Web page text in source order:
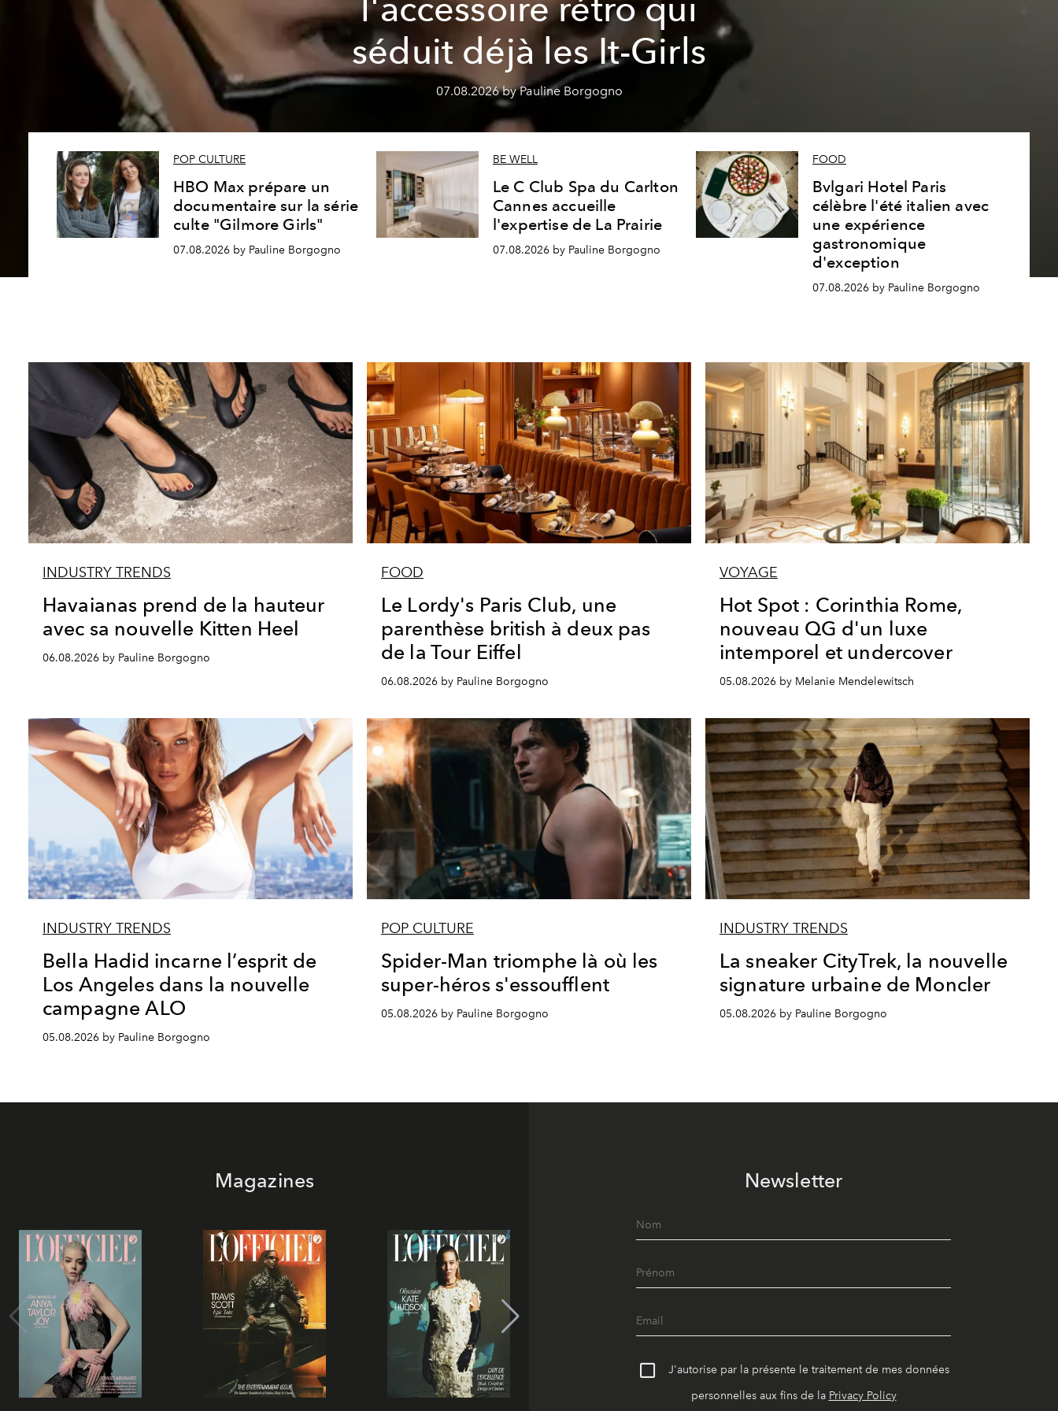
l'accessoire rétro qui
séduit déjà les It-Girls
07.08.2026 by Pauline Borgogno
POP CULTURE
HBO Max prépare un
documentaire sur la série
culte "Gilmore Girls"
07.08.2026 by Pauline Borgogno
BE WELL
Le C Club Spa du Carlton
Cannes accueille
l'expertise de La Prairie
07.08.2026 by Pauline Borgogno
FOOD
Bvlgari Hotel Paris
célèbre l'été italien avec
une expérience
gastronomique
d'exception
07.08.2026 by Pauline Borgogno
INDUSTRY TRENDS
Havaianas prend de la hauteur
avec sa nouvelle Kitten Heel
06.08.2026 by Pauline Borgogno
FOOD
Le Lordy's Paris Club, une
parenthèse british à deux pas
de la Tour Eiffel
06.08.2026 by Pauline Borgogno
VOYAGE
Hot Spot : Corinthia Rome,
nouveau QG d'un luxe
intemporel et undercover
05.08.2026 by Melanie Mendelewitsch
INDUSTRY TRENDS
Bella Hadid incarne l’esprit de
Los Angeles dans la nouvelle
campagne ALO
05.08.2026 by Pauline Borgogno
POP CULTURE
Spider-Man triomphe là où les
super-héros s'essoufflent
05.08.2026 by Pauline Borgogno
INDUSTRY TRENDS
La sneaker CityTrek, la nouvelle
signature urbaine de Moncler
05.08.2026 by Pauline Borgogno
Magazines Newsletter
J'autorise par la présente le traitement de mes données
personnelles aux fins de la Privacy Policy